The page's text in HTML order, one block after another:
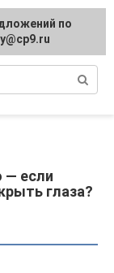
— если
глаза?
по